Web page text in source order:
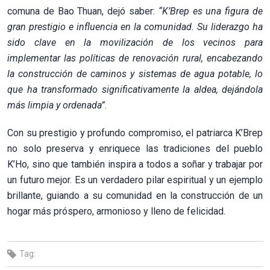
comuna de Bao Thuan, dejó saber: “K’Brep es una figura de
gran prestigio e influencia en la comunidad. Su liderazgo ha
sido clave en la movilización de los vecinos para
implementar las políticas de renovación rural, encabezando
la construcción de caminos y sistemas de agua potable, lo
que ha transformado significativamente la aldea, dejándola
más limpia y ordenada”.
Con su prestigio y profundo compromiso, el patriarca K’Brep
no solo preserva y enriquece las tradiciones del pueblo
K’Ho, sino que también inspira a todos a soñar y trabajar por
un futuro mejor. Es un verdadero pilar espiritual y un ejemplo
brillante, guiando a su comunidad en la construcción de un
hogar más próspero, armonioso y lleno de felicidad.
Tag: